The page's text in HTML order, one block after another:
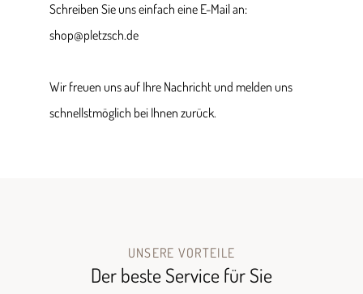
Schreiben Sie uns einfach eine E-Mail an:
shop@pletzsch.de
Wir freuen uns auf Ihre Nachricht und melden uns
schnellstmöglich bei Ihnen zurück.
UNSERE VORTEILE
Der beste Service für Sie